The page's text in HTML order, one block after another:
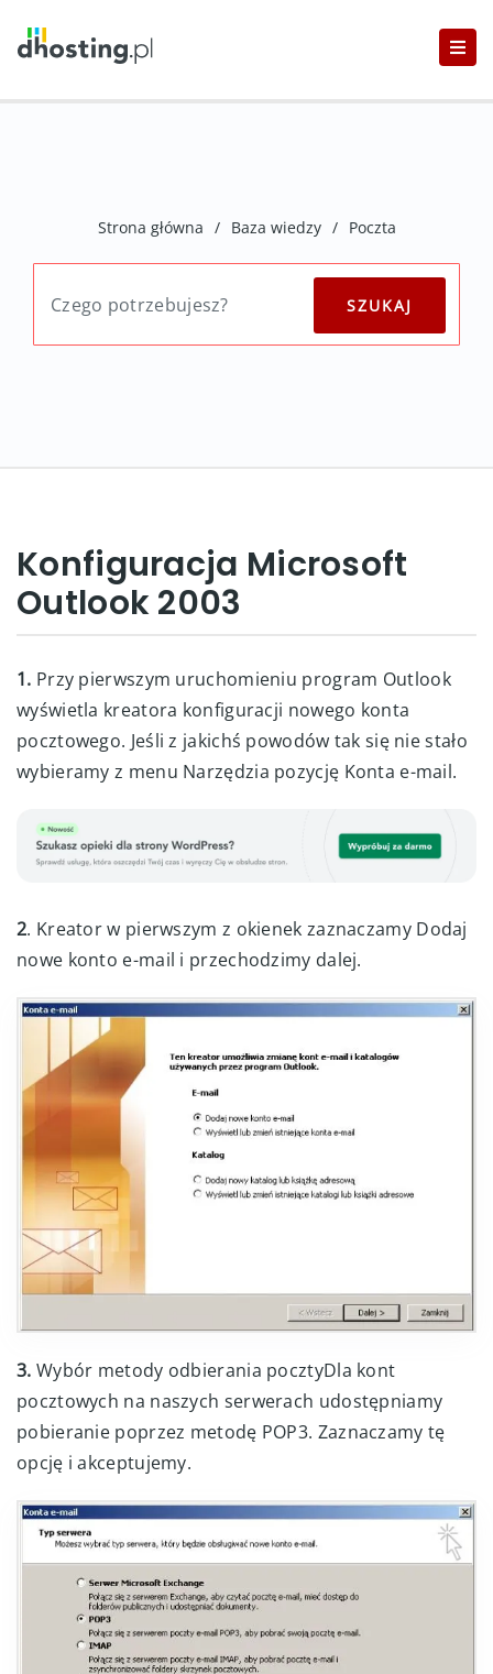
Strona główna / Baza wiedzy / Poczta
Konfiguracja Microsoft
Outlook 2003
1. Przy pierwszym uruchomieniu program Outlook
wyświetla kreatora konfiguracji nowego konta
pocztowego. Jeśli z jakichś powodów tak się nie stało
wybieramy z menu Narzędzia pozycję Konta e-mail.
2. Kreator w pierwszym z okienek zaznaczamy Dodaj
nowe konto e-mail i przechodzimy dalej.
3. Wybór metody odbierania pocztyDla kont
pocztowych na naszych serwerach udostępniamy
pobieranie poprzez metodę POP3. Zaznaczamy tę
opcję i akceptujemy.